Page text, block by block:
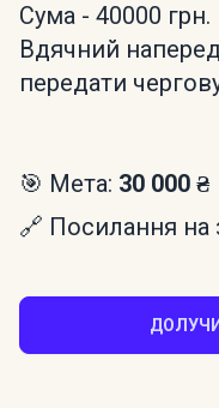
Сума - 40000 грн.
Вдячний
передати
🎯 Мета: 30 000 ₴
🔗 Посилання на